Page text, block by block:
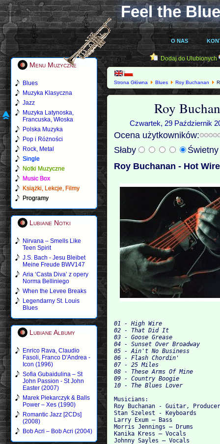
Feel the
O NAS
Menu Muzyczne
Blues
Muzyka Klasyczna
Jazz
Muzyka Latynoska,
Francuska, Włoska
Polska Muzyka
Pop i Różności
Rock, Metal
Single
Notki Muzyczne
Music Box
Książki, Lekcje, Filmy
Programy
Lubiane Notki
Nirvana – Smells Like
Teen Spirit
J.S. Bach - Jesu Bleibet
Meine Freude BWV147
Aria ‘Casta Diva’ z opery
Norma Belliniego
When the Levee Breaks
Legendarny St. Louis
Blues
Lubiane Albumy
Enrico Rava, Claudio
Fasoli, Franco D'Andrea -
Icon (1996)
Sofia Gubaidulina – St
John Passion - St John
Easter (2007)
Marek Piekarczyk & Balls
Power – Xes (1990)
Romantic Jazz [2CDs]
(2008)
Bob Acri – Bob Acri (2004)
Dodaj do Ulubionych
Strona Główna Blues Roy Buchanan
Roy
Czwartek, 29 Październik
Ocena użytkowników:
Słaby
Roy Buchanan - Hot
01 - High Wire
02 - That Did It
03 - Goose Grease
04 - Sunset Over Broadway
05 - Ain't No Business
06 - Flash Chordin'
07 - 25 Miles
08 - These Arms Of Mine
09 - Country Boogie
Musicians:
Roy Buchanan - Guitar,
Stan Szelest - Keyboards
Larry Exum – Bass
Morris Jennings – Drums
Kanika Kress – Vocals